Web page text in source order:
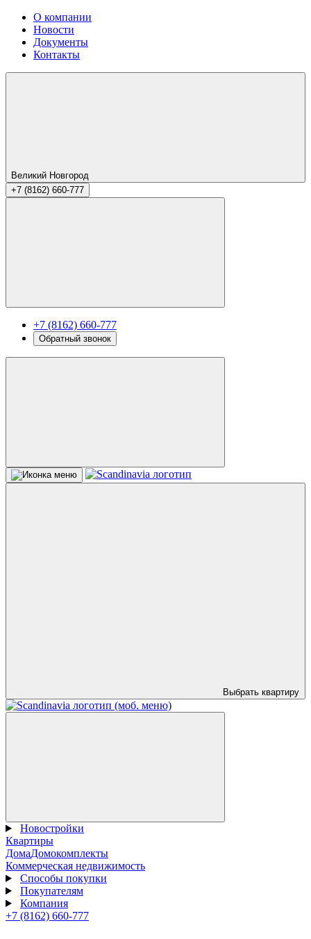
О компании
Новости
Документы
Контакты
Великий Новгород
+7 (8162) 660-777
+7 (8162) 660-777
Обратный звонок
Выбрать квартиру
Новостройки
Квартиры
ДомаДомокомплекты
Коммерческая недвижимость
Способы покупки
Покупателям
Компания
+7 (8162) 660-777